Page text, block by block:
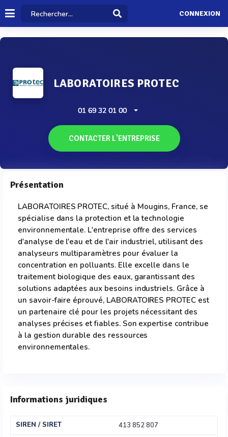
CONNEXION
LABORATOIRES PROTEC
01 69 32 01 00
CONTACTER L'ENTREPRISE
Présentation
LABORATOIRES PROTEC, situé à Mougins, France, se
spécialise dans la protection et la technologie
environnementale. L'entreprise offre des services
d'analyse de l'eau et de l'air industriel, utilisant des
analyseurs multiparamètres pour évaluer la
concentration en polluants. Elle excelle dans le
traitement biologique des eaux, garantissant des
solutions adaptées aux besoins industriels. Grâce à
un savoir-faire éprouvé, LABORATOIRES PROTEC est
un partenaire clé pour les projets nécessitant des
analyses précises et fiables. Son expertise contribue
à la gestion durable des ressources
environnementales.
Informations juridiques
SIREN / SIRET
413 852 807